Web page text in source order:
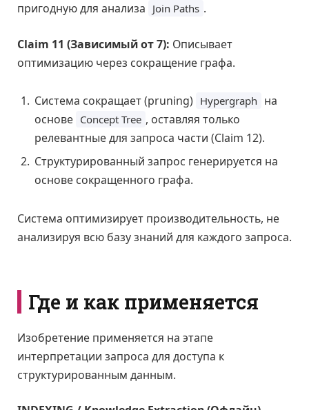
пригодную для анализа Join Paths .
Claim 11 (Зависимый от 7): Описывает
оптимизацию через сокращение графа.
Система сокращает (pruning) Hypergraph на
основе Concept Tree , оставляя только
релевантные для запроса части (Claim 12).
Структурированный запрос генерируется на
основе сокращенного графа.
Система оптимизирует производительность, не
анализируя всю базу знаний для каждого запроса.
Где и как применяется
Изобретение применяется на этапе
интерпретации запроса для доступа к
структурированным данным.